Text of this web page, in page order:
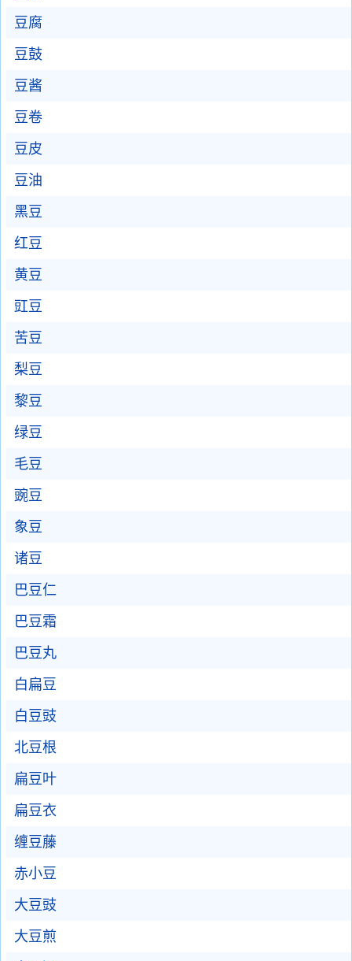
豆腐
豆鼓
豆酱
豆卷
豆皮
豆油
黑豆
红豆
黄豆
豇豆
苦豆
梨豆
黎豆
绿豆
毛豆
豌豆
象豆
诸豆
巴豆仁
巴豆霜
巴豆丸
白扁豆
白豆豉
北豆根
扁豆叶
扁豆衣
缠豆藤
赤小豆
大豆豉
大豆煎